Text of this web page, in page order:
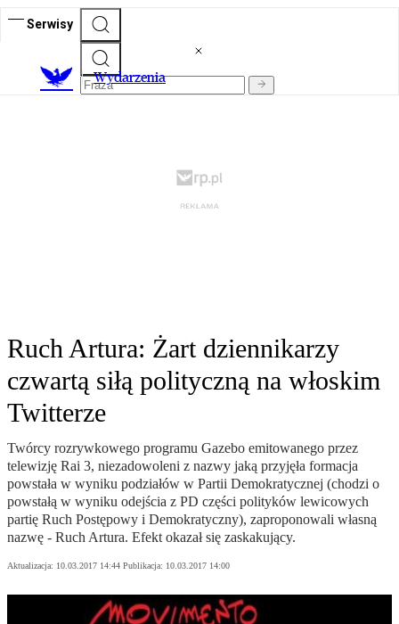
Serwisy
Wydarzenia
Ruch Artura: Żart dziennikarzy
czwartą siłą polityczną na włoskim
Twitterze
Twórcy rozrywkowego programu Gazebo emitowanego przez
telewizję Rai 3, niezadowoleni z nazwy jaką przyjęła formacja
powstała w wyniku podziałów w Partii Demokratycznej (chodzi o
powstałą w wyniku odejścia z PD części polityków lewicowych
partię Ruch Postępowy i Demokratyczny), zaproponowali własną
nazwę - Ruch Artura. Efekt okazał się zaskakujący.
Aktualizacja: 10.03.2017 14:44 Publikacja: 10.03.2017 14:00